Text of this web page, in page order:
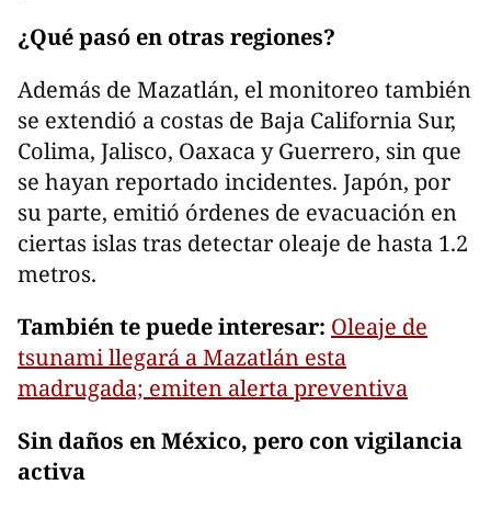
¿Qué pasó en otras regiones?
Además de Mazatlán, el monitoreo también
se extendió a costas de Baja California Sur,
Colima, Jalisco, Oaxaca y Guerrero, sin que
se hayan reportado incidentes. Japón, por
su parte, emitió órdenes de evacuación en
ciertas islas tras detectar oleaje de hasta 1.2
metros.
También te puede interesar: Oleaje de
tsunami llegará a Mazatlán esta
madrugada; emiten alerta preventiva
Sin daños en México, pero con vigilancia
activa